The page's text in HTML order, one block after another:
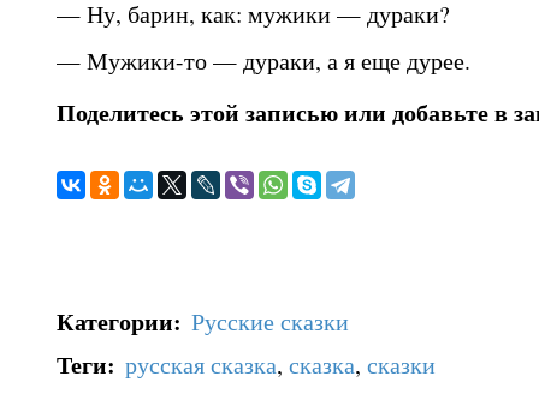
— Ну, барин, как: мужики — дураки?
— Мужики-то — дураки, а я еще дурее.
Поделитесь этой записью или добавьте в
Категории: Русские сказки
Теги: русская сказка, сказка, сказки